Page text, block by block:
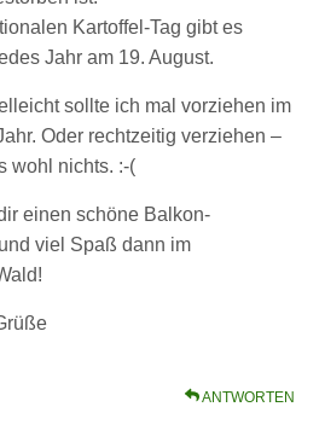
Kartoffel-Tag gibt es
Jahr am 19. August.
sollte ich mal vorziehen im
Oder rechtzeitig verziehen –
wohl nichts. :-(
einen schöne Balkon-
viel Spaß dann im
ANTWORTEN